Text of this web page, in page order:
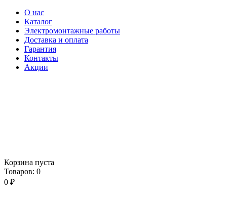
О нас
Каталог
Электромонтажные работы
Доставка и оплата
Гарантия
Контакты
Акции
Корзина пуста
Товаров: 0
0 ₽